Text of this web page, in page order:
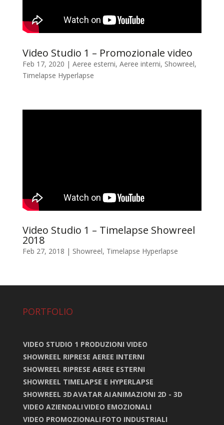
Video Studio 1 – Promozionale video
Feb 17, 2020 | Aeree esterni, Aeree interni, Showreel,
Timelapse Hyperlapse
Video Studio 1 – Timelapse Showreel
2018
Feb 27, 2018 | Showreel, Timelapse Hyperlapse
PORTFOLIO
VIDEO STUDIO 1 PRODUZIONI VIDEO
SHOWREEL RIPRESE AEREE INTERNI
SHOWREEL RIPRESE AEREE ESTERNI
SHOWREEL TIMELAPSE E HYPERLAPSE
SHOWREEL 3DAVATAR AIANIMAZIONI 2D - 3D
VIDEO AZIENDALIVIDEO EMOZIONALI
VIDEO PROMOZIONALI FOTO INDUSTRIALI